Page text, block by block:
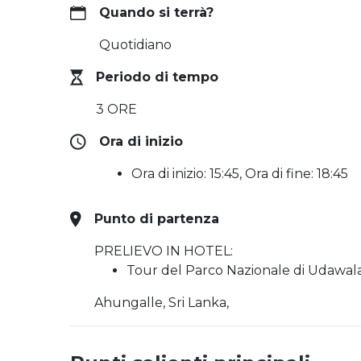
Quando si terrà?
Quotidiano
Periodo di tempo
3 ORE
Ora di inizio
Ora di inizio: 15:45, Ora di fine: 18:45
Punto di partenza
PRELIEVO IN HOTEL:
Tour del Parco Nazionale di
Ahungalle, Sri Lanka,